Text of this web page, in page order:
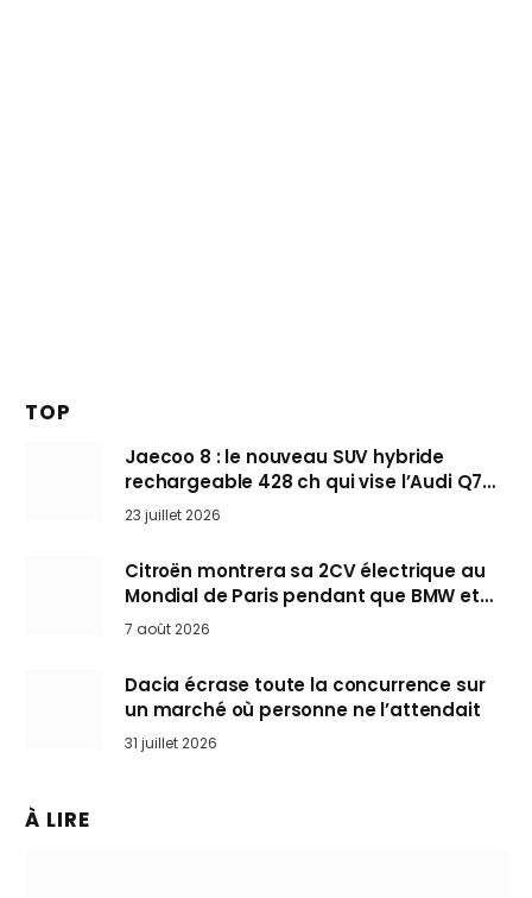
TOP
Jaecoo 8 : le nouveau SUV hybride
rechargeable 428 ch qui vise l’Audi Q7
arrive en Europe cet automne
23 juillet 2026
Citroën montrera sa 2CV électrique au
Mondial de Paris pendant que BMW et
Mini désertent le salon
7 août 2026
Dacia écrase toute la concurrence sur
un marché où personne ne l’attendait
31 juillet 2026
À LIRE